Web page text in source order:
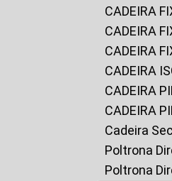
CADEIRA
CADEIRA
CADEIRA
CADEIRA
CADEIRA
CADEIRA
Cadeira
Poltrona
Poltrona